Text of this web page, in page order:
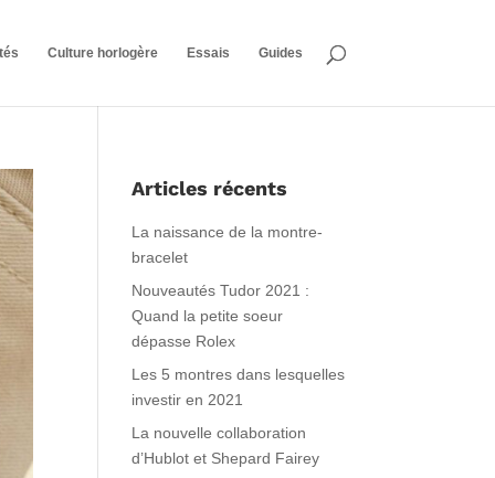
Culture horlogère Essais Guides
Articles récents
La naissance de la montre-
bracelet
Nouveautés Tudor 2021 :
Quand la petite soeur
dépasse Rolex
Les 5 montres dans lesquelles
investir en 2021
La nouvelle collaboration
d’Hublot et Shepard Fairey